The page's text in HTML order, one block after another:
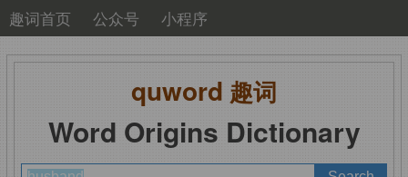
趣词首页 公众号 小程序
quword 趣词
Word Origins Dictionary